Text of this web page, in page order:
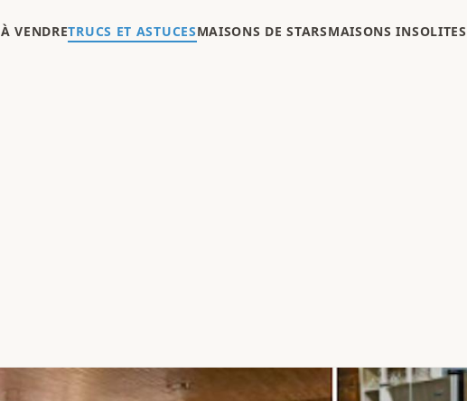
À VENDRETRUCS ET ASTUCESMAISONS DE STARSMAISONS INSOLITES